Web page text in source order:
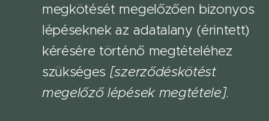
megkötését megelőzően bizonyos
lépéseknek az adatalany (érintett)
kérésére történő megtételéhez
szükséges [szerződéskötést
megelőző lépések megtétele].